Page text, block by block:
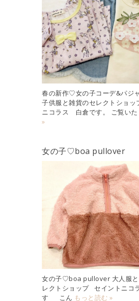
春の新作♡女の子コーデ&パジ
子供服と雑貨のセレクトショッ
ニコラス 白倉です。 ご覧いた
»
女の子♡boa pullover
女の子♡boa pullover 大人服と
レクトショップ セイントニ
す こん もっと読む »